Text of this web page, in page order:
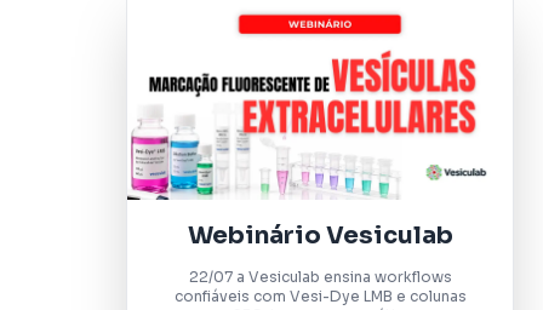
Webinário Vesiculab
22/07 a Vesiculab ensina workflows
confiáveis com Vesi-Dye LMB e colunas